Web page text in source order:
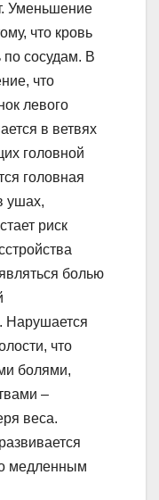
Уменьшение
что кровь
по сосудам. В
что
левого
в ветвях
головной
головная
ушах,
риск
болью
Нарушается
что
болями,
–
веса.
медленным